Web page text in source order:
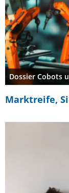
Dossier Cobots
Marktreife,